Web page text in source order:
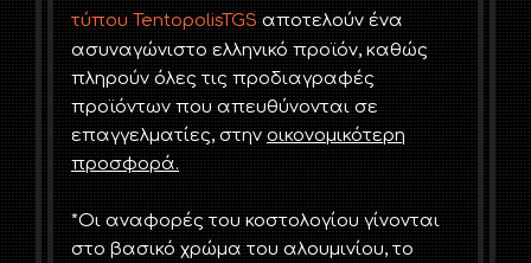
τύπου TentopolisTGSαποτελούν ένα
ασυναγώνιστο ελληνικό προϊόν, καθώς
πληρούν όλες τις προδιαγραφές
προϊόντων που απευθύνονται σε
επαγγελματίες, στηνοικονομικότερη
προσφορά.
*Οι αναφορές του κοστολογίου γίνονται
στο βασικό χρώμα του αλουμινίου, το